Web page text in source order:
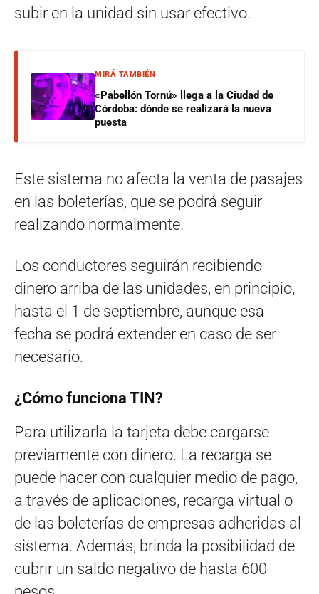
subir en la unidad sin usar efectivo.
MIRÁ TAMBIÉN
«Pabellón Tornú» llega a la Ciudad de
Córdoba: dónde se realizará la nueva
puesta
Este sistema no afecta la venta de pasajes
en las boleterías, que se podrá seguir
realizando normalmente.
Los conductores seguirán recibiendo
dinero arriba de las unidades, en principio,
hasta el 1 de septiembre, aunque esa
fecha se podrá extender en caso de ser
necesario.
¿Cómo funciona TIN?
Para utilizarla la tarjeta debe cargarse
previamente con dinero. La recarga se
puede hacer con cualquier medio de pago,
a través de aplicaciones, recarga virtual o
de las boleterías de empresas adheridas al
sistema. Además, brinda la posibilidad de
cubrir un saldo negativo de hasta 600